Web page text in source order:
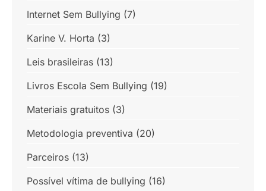
Internet Sem Bullying (7)
Karine V. Horta (3)
Leis brasileiras (13)
Livros Escola Sem Bullying (19)
Materiais gratuitos (3)
Metodologia preventiva (20)
Parceiros (13)
Possível vítima de bullying (16)